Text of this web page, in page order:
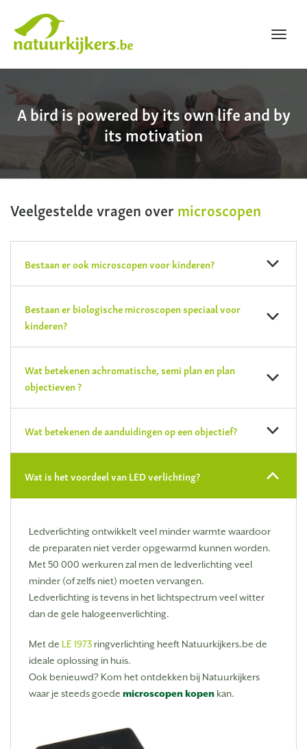
Natuurkijkers
A bird is powered by its own life and by
its motivation
Veelgestelde vragen over microscopen
Bestaan er ook microscopen voor kinderen?
Bestaan er biologische microscopen speciaal voor
kinderen?
Wat betekenen achromatische, semi plan en plan
objectieven ?
Wat betekenen de aanduidingen op een objectief?
Wat is het voordeel van LED verlichting?
Ledverlichting ontwikkelt veel minder warmte waardoor
de preparaten niet verder opgewarmd kunnen worden.
Met 50 000 werkuren zal men de ledverlichting veel
minder (of zelfs niet) moeten vervangen.
Ledverlichting is tevens in het lichtspectrum veel witter
dan de gele halogeenverlichting.
Met de LE 1973 ringverlichting heeft Natuurkijkers.be de
ideale oplossing in huis.
Ook benieuwd? Kom het ontdekken bij Natuurkijkers
waar je steeds goede microscopen kopen kan.